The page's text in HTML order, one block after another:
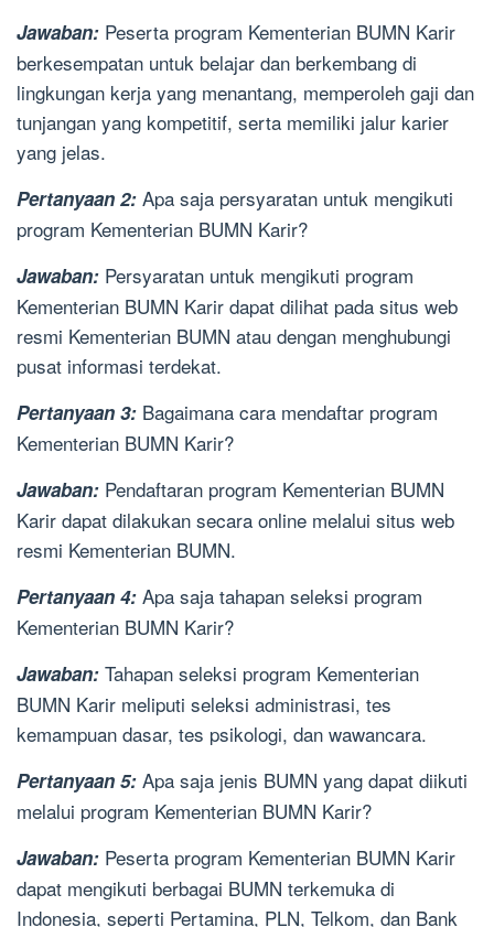
Jawaban: Peserta program Kementerian BUMN Karir
berkesempatan untuk belajar dan berkembang di
lingkungan kerja yang menantang, memperoleh gaji dan
tunjangan yang kompetitif, serta memiliki jalur karier
yang jelas.
Pertanyaan 2: Apa saja persyaratan untuk mengikuti
program Kementerian BUMN Karir?
Jawaban: Persyaratan untuk mengikuti program
Kementerian BUMN Karir dapat dilihat pada situs web
resmi Kementerian BUMN atau dengan menghubungi
pusat informasi terdekat.
Pertanyaan 3: Bagaimana cara mendaftar program
Kementerian BUMN Karir?
Jawaban: Pendaftaran program Kementerian BUMN
Karir dapat dilakukan secara online melalui situs web
resmi Kementerian BUMN.
Pertanyaan 4: Apa saja tahapan seleksi program
Kementerian BUMN Karir?
Jawaban: Tahapan seleksi program Kementerian
BUMN Karir meliputi seleksi administrasi, tes
kemampuan dasar, tes psikologi, dan wawancara.
Pertanyaan 5: Apa saja jenis BUMN yang dapat diikuti
melalui program Kementerian BUMN Karir?
Jawaban: Peserta program Kementerian BUMN Karir
dapat mengikuti berbagai BUMN terkemuka di
Indonesia, seperti Pertamina, PLN, Telkom, dan Bank